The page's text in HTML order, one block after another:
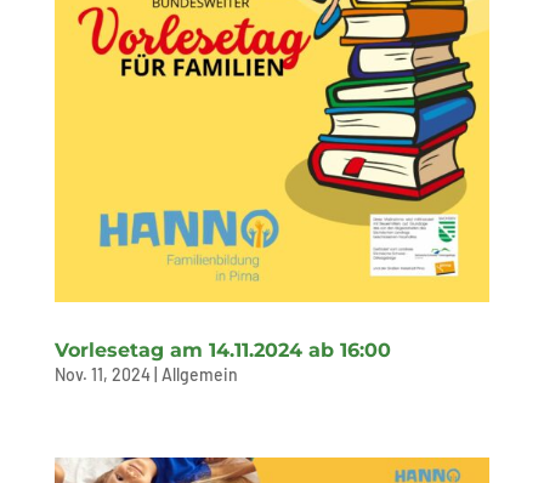
Vorlesetag am 14.11.2024 ab 16:00
Nov. 11, 2024| Allgemein